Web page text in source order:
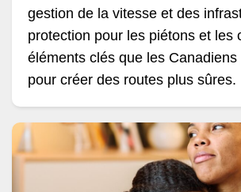
gestion de la vitesse et des
protection pour les piétons et les
éléments clés que les
pour créer des routes plus sûres.